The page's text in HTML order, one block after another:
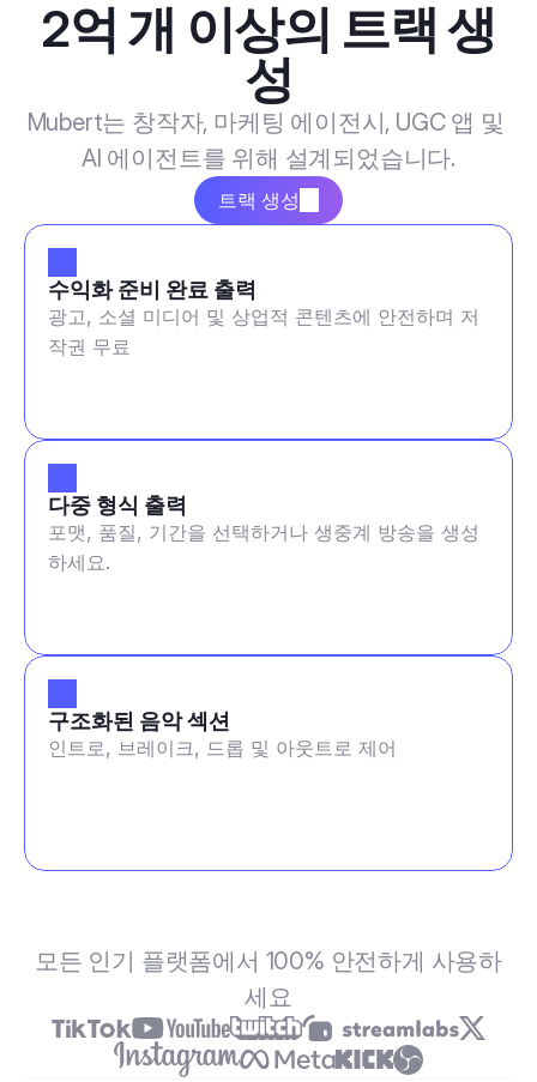
2억 개 이상의 트랙 생
성
Mubert는 창작자, 마케팅 에이전시, UGC 앱 및
AI 에이전트를 위해 설계되었습니다.
트랙 생성
수익화 준비 완료 출력
광고, 소셜 미디어 및 상업적 콘텐츠에 안전하며 저
작권 무료
다중 형식 출력
포맷, 품질, 기간을 선택하거나 생중계 방송을 생성
하세요.
구조화된 음악 섹션
인트로, 브레이크, 드롭 및 아웃트로 제어
모든 인기 플랫폼에서 100% 안전하게 사용하
세요